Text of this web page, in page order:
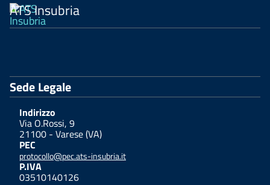
ATS Insubria
Sede Legale
Indirizzo
Via O.Rossi, 9
21100 - Varese (VA)
PEC
protocollo@pec.ats-insubria.it
P.IVA
03510140126